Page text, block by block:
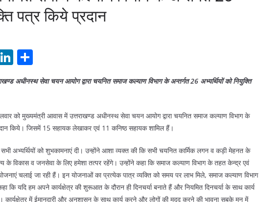
पत्र किये प्रदान
Li
k
dI
n
h
ar
अधीनस्थ सेवा चयन आयोग द्वारा चयनित समाज कल्याण विभाग के अन्तर्गत 26 अभ्यर्थियों को नियुक्ति
को मुख्यमंत्री आवास में उत्तराखण्ड अधीनस्थ सेवा चयन आयोग द्वारा चयनित समाज कल्याण विभाग के
किये। जिसमें 15 सहायक लेखाकर एवं 11 कनिष्ठ सहायक शामिल हैं।
अभ्यर्थियों को शुभकामनाएं दी। उन्होंने आशा व्यक्त की कि सभी चयनित कार्मिक लगन व कड़ी मेहनत के
के विकास व जनसेवा के लिए हमेशा तत्पर रहेंगे। उन्होंने कहा कि समाज कल्याण विभाग के तहत केन्द्र एवं
चलाई जा रही हैं। इन योजनाओं का प्रत्येक पात्र व्यक्ति को समय पर लाभ मिले, समाज कल्याण विभाग
कि यदि हम अपने कार्यक्षेत्र की शुरूआत के दौरान ही दिनचर्या बनाते हैं और नियमित दिनचर्या के साथ कार्य
कार्यक्षेत्र में ईमानदारी और अनुशासन के साथ कार्य करने और लोगों की मदद करने की भावना सबके मन में